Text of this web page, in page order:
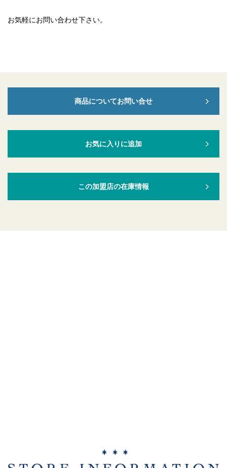
お気軽にお問い合わせ下さい。
商品についてお問い合せ
お気に入りに追加
この加盟店の在庫情報